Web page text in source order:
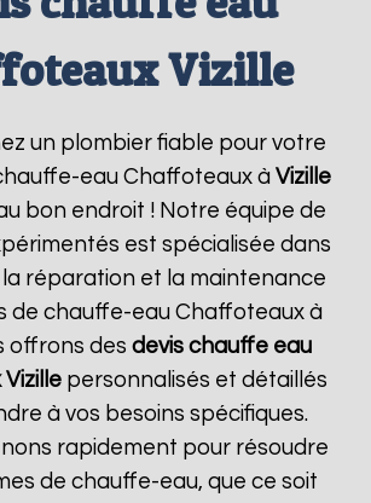
Vizille
un plombier fiable pour votre
eau Chaffoteaux àVizille
bon endroit ! Notre équipe de
est spécialisée dans
la réparation et la maintenance
de chauffe-eau Chaffoteaux à
offrons desdevis chauffe eau
Vizille personnalisés et détaillés
à vos besoins spécifiques.
rapidement pour résoudre
de chauffe-eau, que ce soit